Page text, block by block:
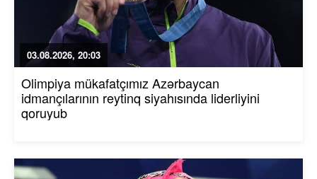
03.08.2026, 20:03
Olimpiya mükafatçımız Azərbaycan
idmançılarının reytinq siyahısında liderliyini
qoruyub